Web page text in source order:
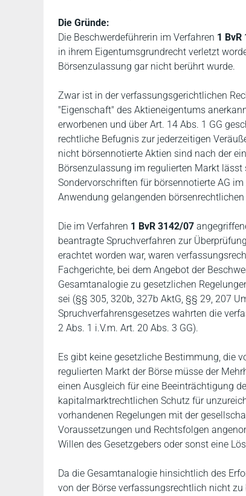
Die Gründe:
Die Beschwerdeführerin im Verfahren 1 BvR
in ihrem Eigentumsgrundrecht verletzt
Börsenzulassung gar nicht berührt wurde.
Zwar ist in der verfassungsgerichtlichen
"Eigenschaft" des Aktieneigentums
erworbenen und über Art. 14 Abs. 1 GG
rechtliche Befugnis zur jederzeitigen
nicht börsennotierte Aktien sind nach der
Börsenzulassung im regulierten Markt
Sondervorschriften für börsennotierte AG
Anwendung gelangenden
Die im Verfahren 1 BvR 3142/07
beantragte Spruchverfahren zur
erachtet worden war, waren
Fachgerichte, bei dem Angebot der
Gesamtanalogie zu gesetzlichen
sei (§§ 305, 320b, 327b AktG, §§ 29, 207
Spruchverfahrensgesetzes wahrten die
2 Abs. 1 i.V.m. Art. 20 Abs. 3 GG).
Es gibt keine gesetzliche Bestimmung, die
regulierten Markt der Börse müsse der
einen Ausgleich für eine Beeinträchtigung
kapitalmarktrechtlichen Schutz für
vorhandenen Regelungen mit der
Voraussetzungen und Rechtsfolgen
Willen des Gesetzgebers oder sonst eine
Da die Gesamtanalogie hinsichtlich des
von der Börse verfassungsrechtlich nicht